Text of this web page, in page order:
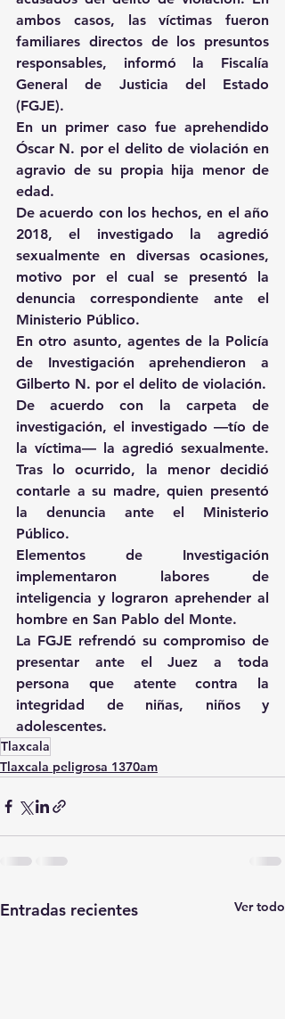
ambos casos, las víctimas fueron
familiares directos de los presuntos
responsables, informó la Fiscalía
General de Justicia del Estado
(FGJE).
En un primer caso fue aprehendido
Óscar N. por el delito de violación en
agravio de su propia hija menor de
edad.
De acuerdo con los hechos, en el año
2018, el investigado la agredió
sexualmente en diversas ocasiones,
motivo por el cual se presentó la
denuncia correspondiente ante el
Ministerio Público.
En otro asunto, agentes de la Policía
de Investigación aprehendieron a
Gilberto N. por el delito de violación.
De acuerdo con la carpeta de
investigación, el investigado —tío de
la víctima— la agredió sexualmente.
Tras lo ocurrido, la menor decidió
contarle a su madre, quien presentó
la denuncia ante el Ministerio
Público.
Elementos de Investigación
implementaron labores de
inteligencia y lograron aprehender al
hombre en San Pablo del Monte.
La FGJE refrendó su compromiso de
presentar ante el Juez a toda
persona que atente contra la
integridad de niñas, niños y
adolescentes.
Tlaxcala
Tlaxcala peligrosa 1370am
Entradas recientes Ver todo